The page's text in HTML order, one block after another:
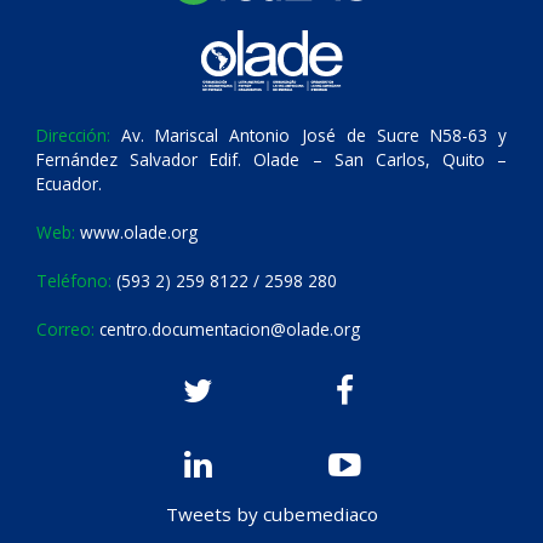
Dirección: Av. Mariscal Antonio José de Sucre N58-63 y
Fernández Salvador Edif. Olade – San Carlos, Quito –
Ecuador.
Web: www.olade.org
Teléfono: (593 2) 259 8122 / 2598 280
Correo: centro.documentacion@olade.org
Tweets by cubemediaco